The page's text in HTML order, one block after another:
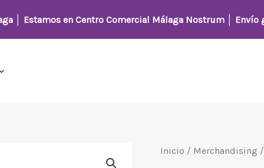
│ Estamos en Centro Comercial Málaga Nostrum │
Inicio / Merchandising